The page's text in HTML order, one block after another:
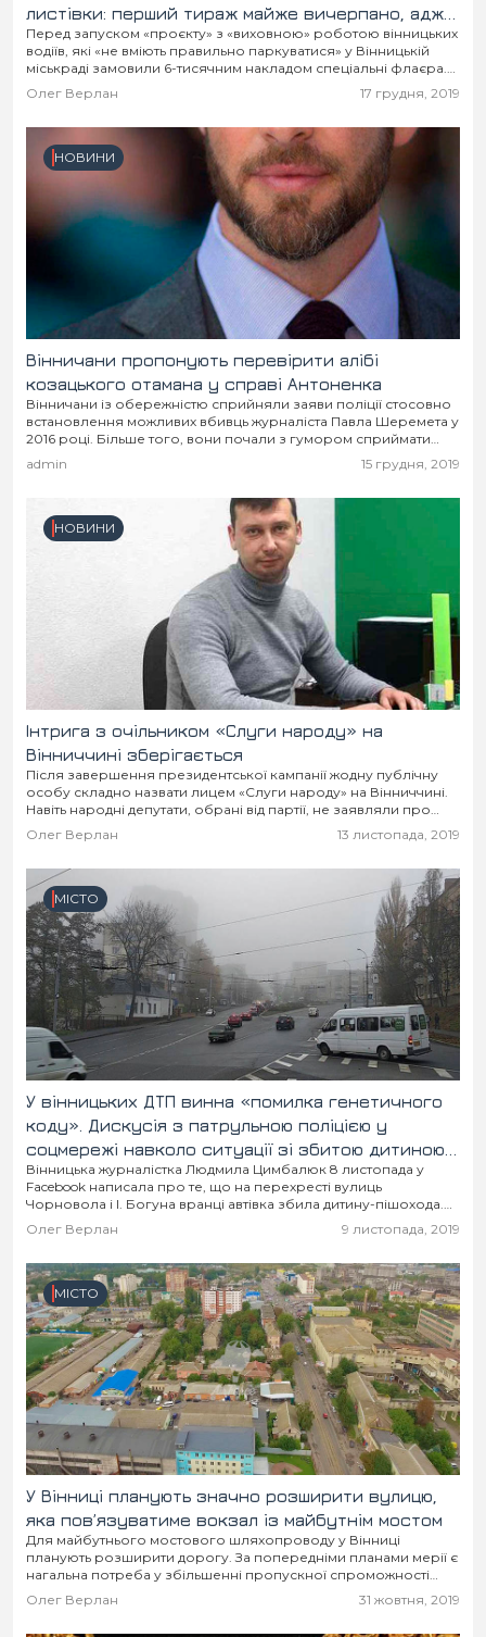
листівки: перший тираж майже вичерпано, адже
роздавали навіть суддям
Перед запуском «проєкту» з «виховною» роботою вінницьких
водіїв, які «не вміють правильно паркуватися» у Вінницькій
міськраді замовили 6-тисячним накладом спеціальні флаєра.
Перший тиждень відпрацювання вулиці Соборної
перевершив сподівання. Листівки от-от...
Олег Верлан 17 грудня, 2019
НОВИНИ
Вінничани пропонують перевірити алібі
козацького отамана у справі Антоненка
Вінничани із обережністю сприйняли заяви поліції стосовно
встановлення можливих вбивць журналіста Павла Шеремета у
2016 році. Більше того, вони почали з гумором сприймати
таку інформацію. Численні «фотожаби» - тому доказ....
admin 15 грудня, 2019
НОВИНИ
Інтрига з очільником «Слуги народу» на
Вінниччині зберігається
Після завершення президентської кампанії жодну публічну
особу складно назвати лицем «Слуги народу» на Вінниччині.
Навіть народні депутати, обрані від партії, не заявляли про
свої амбіції «першості». Інтрига зберігається. Хоча у...
Олег Верлан 13 листопада, 2019
МІСТО
У вінницьких ДТП винна «помилка генетичного
коду». Дискусія з патрульною поліцією у
соцмережі навколо ситуації зі збитою дитиною
у центрі Вінниці виявила цікаві деталі
Вінницька журналістка Людмила Цимбалюк 8 листопада у
Facebook написала про те, що на перехресті вулиць
Чорновола і І. Богуна вранці автівка збила дитину-пішохода.
Водій швиденько забрав дівчинку до лікарні. Але...
Олег Верлан 9 листопада, 2019
МІСТО
У Вінниці планують значно розширити вулицю,
яка пов’язуватиме вокзал із майбутнім мостом
Для майбутнього мостового шляхопроводу у Вінниці
планують розширити дорогу. За попередніми планами мерії є
нагальна потреба у збільшенні пропускної спроможності
вулиці Батозької, і незабаром з’явиться шанс, який дозволить
зробити її...
Олег Верлан 31 жовтня, 2019